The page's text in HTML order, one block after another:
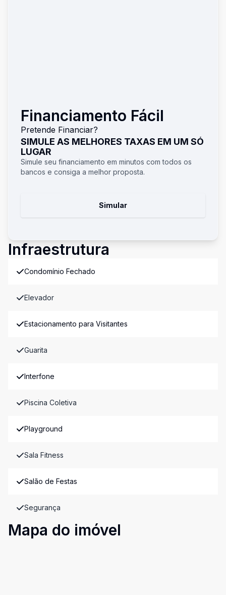
Financiamento Fácil
Pretende Financiar?
SIMULE AS MELHORES TAXAS EM UM SÓ
LUGAR
Simule seu financiamento em minutos com todos os
bancos e consiga a melhor proposta.
Simular
Infraestrutura
Condomínio Fechado
Elevador
Estacionamento para Visitantes
Guarita
Interfone
Piscina Coletiva
Playground
Sala Fitness
Salão de Festas
Segurança
Mapa do imóvel